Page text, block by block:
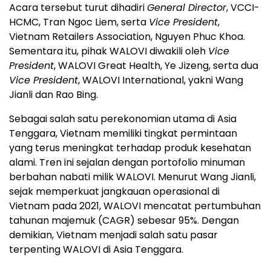
Acara tersebut turut dihadiriGeneral Director, VCCI-
HCMC, Tran Ngoc Liem, serta Vice President,
Vietnam Retailers Association, Nguyen Phuc Khoa.
Sementara itu, pihak WALOVI diwakili oleh Vice
President, WALOVI Great Health, Ye Jizeng, serta dua
Vice President, WALOVI International, yakni Wang
Jianli dan Rao Bing.
Sebagai salah satu perekonomian utama di Asia
Tenggara, Vietnam memiliki tingkat permintaan
yang terus meningkat terhadap produk kesehatan
alami. Tren ini sejalan dengan portofolio minuman
berbahan nabati milik WALOVI. Menurut Wang Jianli,
sejak memperkuat jangkauan operasional di
Vietnam pada 2021, WALOVI mencatat pertumbuhan
tahunan majemuk (CAGR) sebesar 95%. Dengan
demikian, Vietnam menjadi salah satu pasar
terpenting WALOVI di Asia Tenggara.